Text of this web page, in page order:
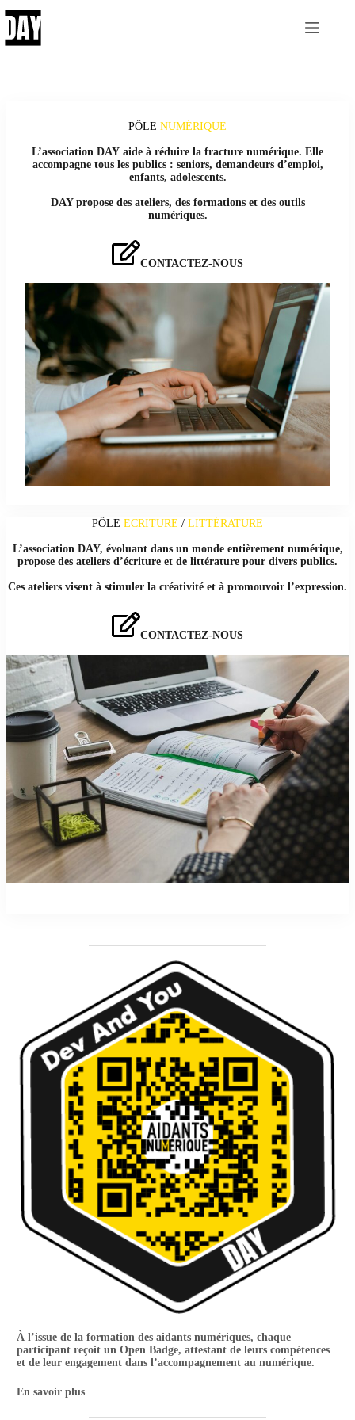
au
contenu
PÔLE NUMÉRIQUE
L’association DAY aide à réduire la fracture numérique. Elle
accompagne tous les publics : seniors, demandeurs d’emploi,
enfants, adolescents.
DAY propose des ateliers, des formations et des outils
numériques.
CONTACTEZ-NOUS
PÔLE ECRITURE / LITTÉRATURE
L’association DAY, évoluant dans un monde entièrement numérique,
propose des ateliers d’écriture et de littérature pour divers publics.
Ces ateliers visent à stimuler la créativité et à promouvoir l’expression.
CONTACTEZ-NOUS
À l’issue de la formation des aidants numériques, chaque
participant reçoit un Open Badge, attestant de leurs compétences
et de leur engagement dans l’accompagnement au numérique.
En savoir plus